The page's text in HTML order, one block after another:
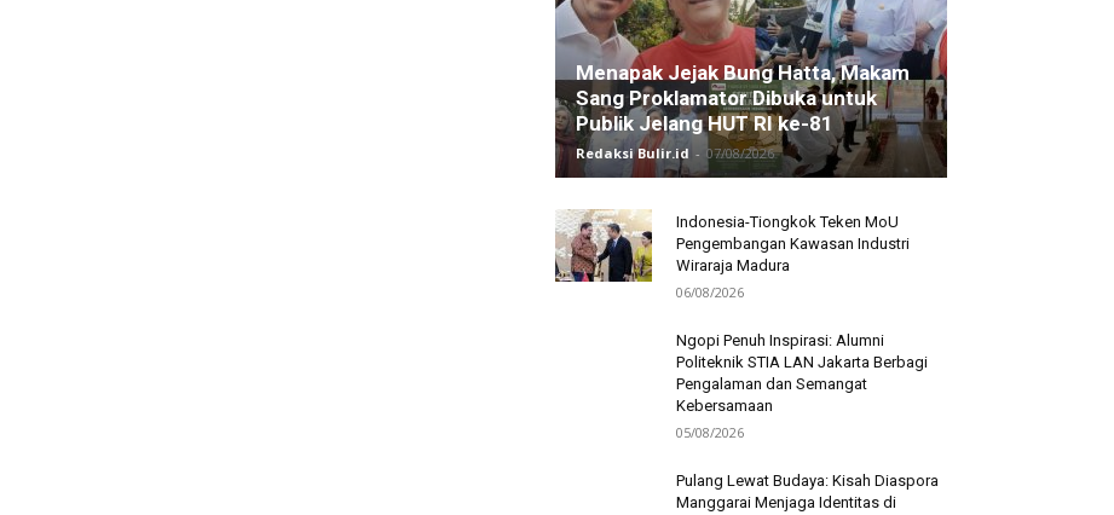
Menapak Jejak Bung Hatta, Makam
Sang Proklamator Dibuka untuk
Publik Jelang HUT RI ke-81
Redaksi Bulir.id - 07/08/2026
Indonesia-Tiongkok Teken MoU
Pengembangan Kawasan Industri
Wiraraja Madura
06/08/2026
Ngopi Penuh Inspirasi: Alumni
Politeknik STIA LAN Jakarta Berbagi
Pengalaman dan Semangat
Kebersamaan
05/08/2026
Pulang Lewat Budaya: Kisah Diaspora
Manggarai Menjaga Identitas di